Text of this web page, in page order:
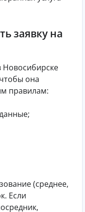
заявку на
Новосибирске
она
правилам:
(среднее,
Если